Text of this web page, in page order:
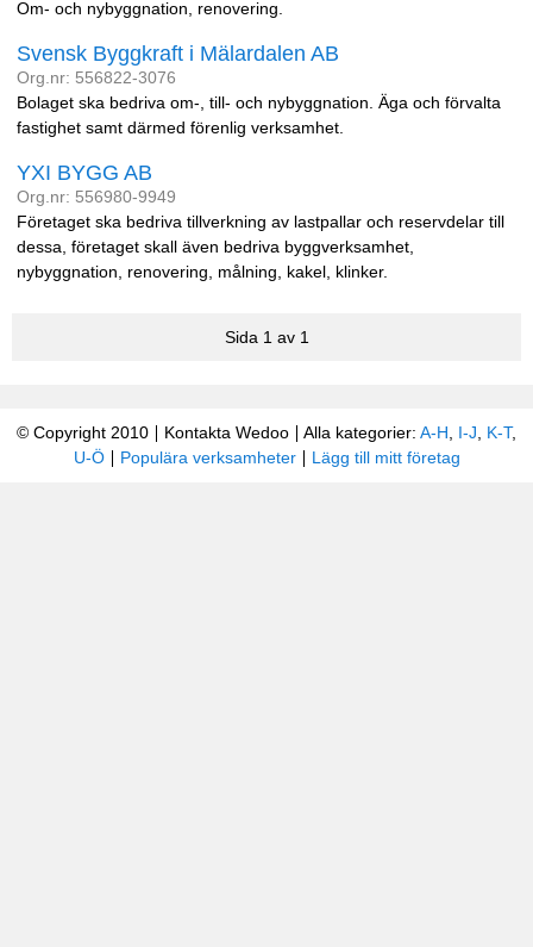
Om- och nybyggnation, renovering.
Svensk Byggkraft i Mälardalen AB
Org.nr: 556822-3076
Bolaget ska bedriva om-, till- och nybyggnation. Äga och förvalta
fastighet samt därmed förenlig verksamhet.
YXI BYGG AB
Org.nr: 556980-9949
Företaget ska bedriva tillverkning av lastpallar och reservdelar till
dessa, företaget skall även bedriva byggverksamhet,
nybyggnation, renovering, målning, kakel, klinker.
Sida 1 av 1
© Copyright 2010 Kontakta Wedoo Alla kategorier: A-H I-J K-T,
U-Ö
Populära verksamheter Lägg till mitt företag